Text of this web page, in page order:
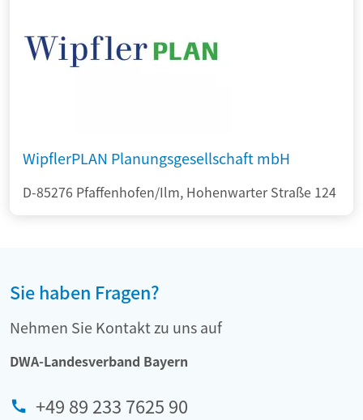
WipflerPLAN Planungsgesellschaft mbH
D-85276 Pfaffenhofen/Ilm, Hohenwarter Straße 124
Sie haben Fragen?
Nehmen Sie Kontakt zu uns auf
DWA-Landesverband Bayern
+49 89 233 7625 90